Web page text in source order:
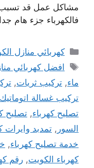
مشاكل عمل قد تسبب
فالكهرباء جزء هام
التصنيفات
كهربائي منازل
الوسوم
افضل كهربائي
ماء, تركيب ثريات,
تركيب غسالة اتوماتيك
تصليح كهرباء, تصليح
السور , تمدبد وايرات
خدمة تصليح كهرباء,
كهرباء الكويت, رقم